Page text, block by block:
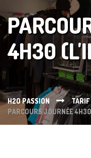
4H30
H2O PASSION
TARIF
PARCOURS JOURNÉE